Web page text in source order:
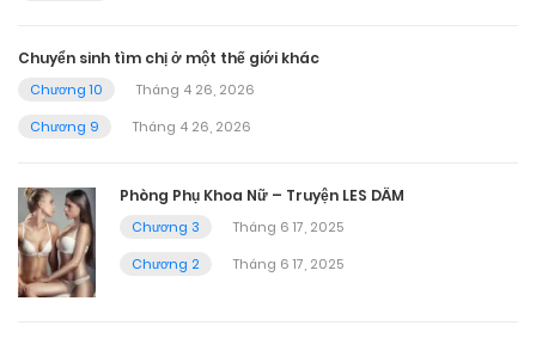
Chuyển sinh tìm chị ở một thế giới khác
Chương 10
Tháng 4 26, 2026
Chương 9
Tháng 4 26, 2026
Phòng Phụ Khoa Nữ – Truyện LES DÂM
Chương 3
Tháng 6 17, 2025
Chương 2
Tháng 6 17, 2025